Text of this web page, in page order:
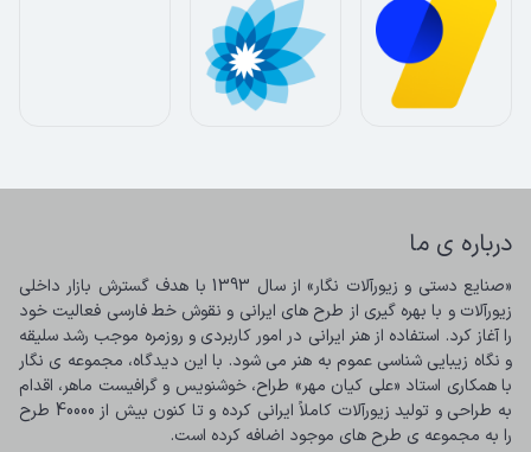
درباره ی ما
را به مجموعه ی طرح های موجود اضافه کرده است.